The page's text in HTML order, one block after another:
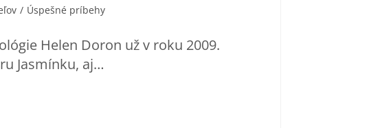
/ Úspešné príbehy
Helen Doron už v roku 2009.
Jasmínku, aj…